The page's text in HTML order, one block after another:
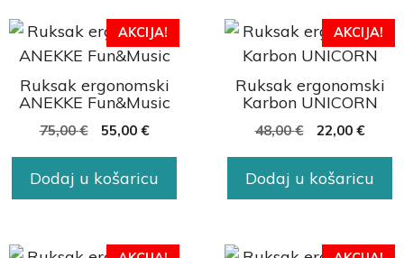
AKCIJA!
Ruksak ergonomski
ANEKKE Fun&Music
75,00€ 55,00 €
Dodaj u košaricu
AKCIJA!
Ruksak ergonomski
Karbon UNICORN
48,00€ 22,00 €
Dodaj u košaricu